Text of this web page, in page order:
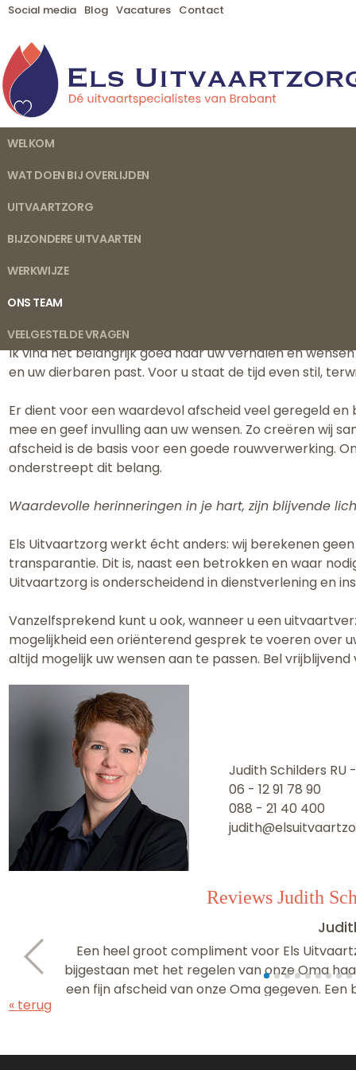
Social media Blog Vacatures Contact
WELKOM
WAT DOEN BIJ OVERLIJDEN
UITVAARTZORG
BIJZONDERE UITVAARTEN
WERKWIJZE
ONS TEAM
VEELGESTELDE VRAGEN
AANDACHT EN STIJLVOL EERBETOON
Iedere uitvaart, traditioneel of eigentijds, is bijzonder.
Ik vind het belangrijk goed naar uw verhalen en
en uw dierbaren past. Voor u staat de tijd even stil,
Er dient voor een waardevol afscheid veel geregeld
mee en geef invulling aan uw wensen. Zo creëren wij
afscheid is de basis voor een goede rouwverwerking.
onderstreept dit belang.
Waardevolle herinneringen in je hart, zijn blijvende
Els Uitvaartzorg werkt écht anders: wij berekenen
transparantie. Dit is, naast een betrokken en waar
Uitvaartzorg is onderscheidend in dienstverlening en
Vanzelfsprekend kunt u ook, wanneer u een
mogelijkheid een oriënterend gesprek te voeren over
altijd mogelijk uw wensen aan te passen. Bel
Judith Schilders RU
06 - 12 91 78 90
088 - 21 40 400
Reviews Judith
Een heel groot compliment voor Els
bijgestaan met het regelen van onze Oma
een fijn afscheid van onze Oma gegeven.
« terug